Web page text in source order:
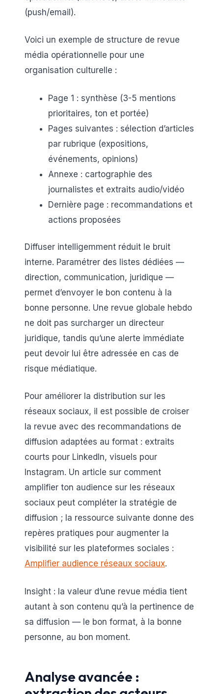
(push/email).
Voici un exemple de structure de revue
média opérationnelle pour une
organisation culturelle :
Page 1 : synthèse (3-5 mentions
prioritaires, ton et portée)
Pages suivantes : sélection d’articles
par rubrique (expositions,
événements, opinions)
Annexe : cartographie des
journalistes et extraits audio/vidéo
Dernière page : recommandations et
actions proposées
Diffuser intelligemment réduit le bruit
interne. Paramétrer des listes dédiées —
direction, communication, juridique —
permet d’envoyer le bon contenu à la
bonne personne. Une revue globale hebdo
ne doit pas surcharger un directeur
juridique, tandis qu’une alerte immédiate
peut devoir lui être adressée en cas de
risque médiatique.
Pour améliorer la distribution sur les
réseaux sociaux, il est possible de croiser
la revue avec des recommandations de
diffusion adaptées au format : extraits
courts pour LinkedIn, visuels pour
Instagram. Un article sur comment
amplifier ton audience sur les réseaux
sociaux peut compléter la stratégie de
diffusion ; la ressource suivante donne des
repères pratiques pour augmenter la
visibilité sur les plateformes sociales :
Amplifier audience réseaux sociaux.
Insight : la valeur d’une revue média tient
autant à son contenu qu’à la pertinence de
sa diffusion — le bon format, à la bonne
personne, au bon moment.
Analyse avancée :